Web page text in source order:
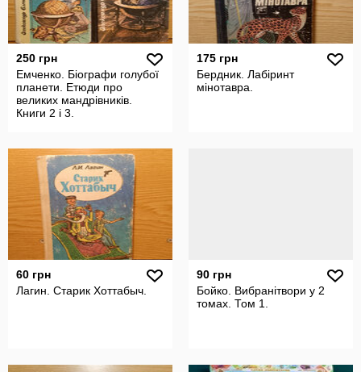
250 грн
Емченко. Біографи голубої
планети. Етюди про
великих мандрiвникiв.
Книги 2 i 3.
175 грн
Бердник. Лабiринт
мiнотавра.
60 грн
Лагин. Старик Хоттабыч.
90 грн
Бойко. Вибранiтвори у 2
томах. Том 1.